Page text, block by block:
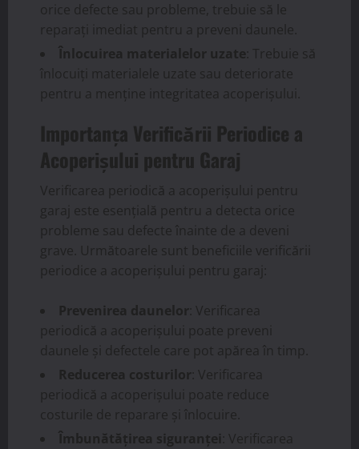
orice defecte sau probleme, trebuie să le
reparați imediat pentru a preveni daunele.
Înlocuirea materialelor uzate : Trebuie să
înlocuiți materialele uzate sau deteriorate
pentru a menține integritatea acoperișului.
Importanța Verificării Periodice a
Acoperișului pentru Garaj
Verificarea periodică a acoperișului pentru
garaj este esențială pentru a detecta orice
probleme sau defecte înainte de a deveni
grave. Următoarele sunt beneficiile verificării
periodice a acoperișului pentru garaj:
Prevenirea daunelor : Verificarea
periodică a acoperișului poate preveni
daunele și defectele care pot apărea în timp.
Reducerea costurilor : Verificarea
periodică a acoperișului poate reduce
costurile de reparare și înlocuire.
Îmbunătățirea siguranței : Verificarea